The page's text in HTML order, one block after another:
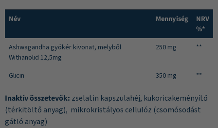
Név Mennyiség
NRV
%*
Ashwagandha gyökér kivonat, melyből
Withanolid 12,5mg
250 mg **
Glicin 350 mg **
Inaktív összetevők: zselatin kapszulahéj, kukoricakeményítő
(térkitöltő anyag), mikrokristályos cellulóz (csomósodást
gátló anyag)